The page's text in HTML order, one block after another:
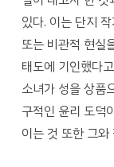
있다. 이는 단지
또는 비관적 현실
태도에 기인했다
소녀가 성을 상품
구적인 윤리 도덕
이는 것 또한 그